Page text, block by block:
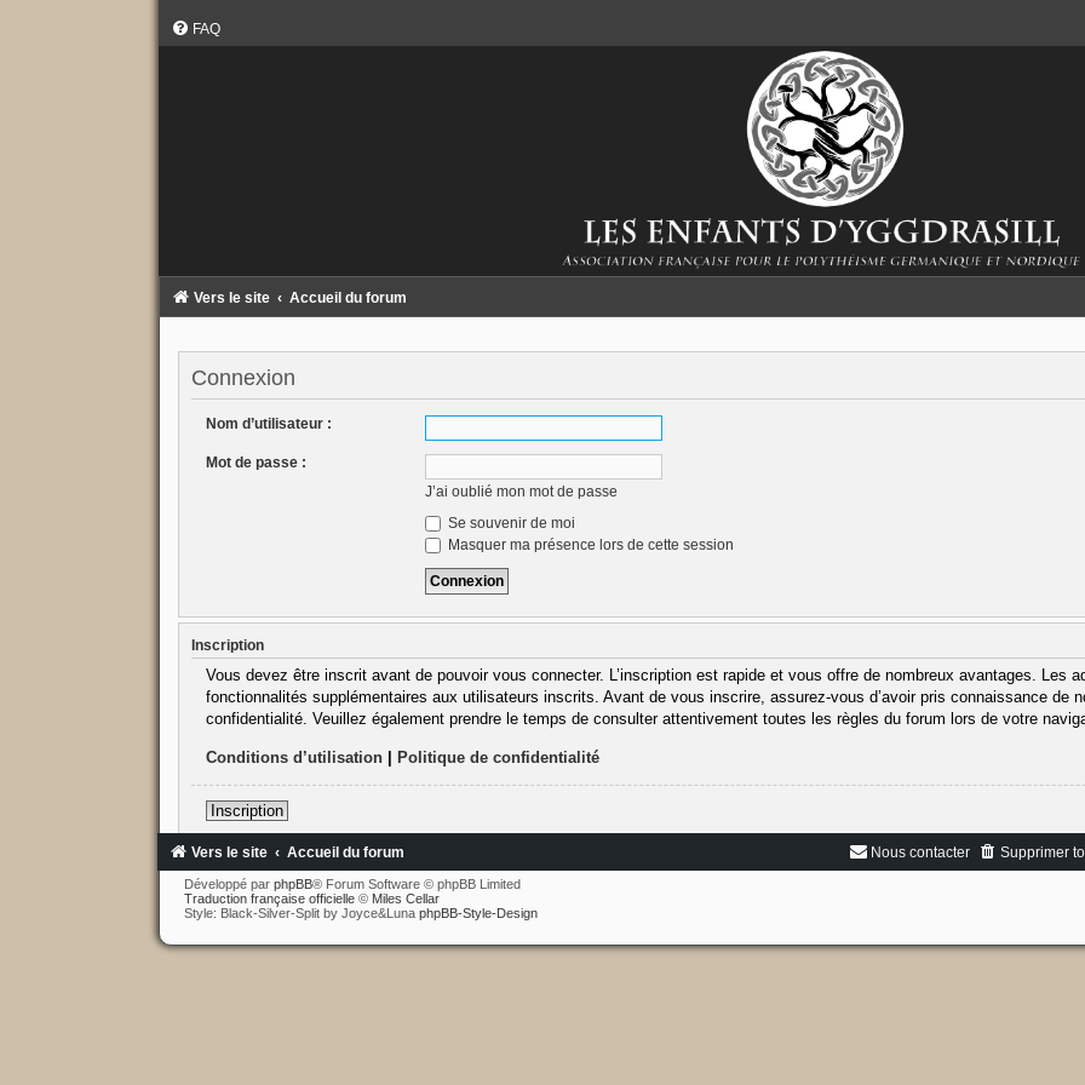
FAQ
Vers le site Accueil du forum
Connexion
Nom d’utilisateur :
Mot de passe :
J’ai oublié mon mot de passe
Se souvenir de moi
Masquer ma présence lors de cette session
Inscription
Vous devez être inscrit avant de pouvoir vous connecter. L’inscription est rapide et vous offre de nombreux avantages. Les
fonctionnalités supplémentaires aux utilisateurs inscrits. Avant de vous inscrire, assurez-vous d’avoir pris connaissance de
confidentialité. Veuillez également prendre le temps de consulter attentivement toutes les règles du forum lors de votre
Conditions d’utilisation| Politique de confidentialité
Inscription
Vers le site Accueil du forum Supprimer
Nous contacter
Développé par phpBB® Forum Software © phpBB Limited
Traduction française officielle© Miles Cellar
Style: Black-Silver-Split by Joyce&Luna phpBB-Style-Design